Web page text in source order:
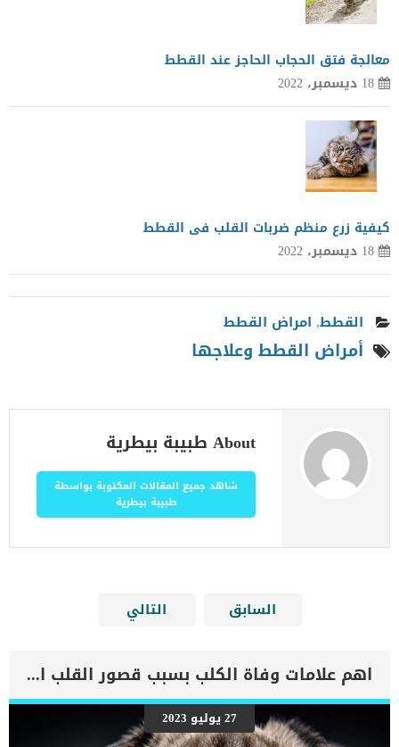
معالجة فتق الحجاب الحاجز عند القطط
18 ديسمبر، 2022
كيفية زرع منظم ضربات القلب فى القطط
18 ديسمبر، 2022
القطط, امراض القطط
أمراض القطط وعلاجها
About طبيبة بيطرية
شاهد جميع المقالات المكتوبة بواسطة
طبيبة بيطرية
السابق التالي
اهم علامات وفاة الكلب بسبب قصور القلب الاحتقانى
27 يوليو 2023